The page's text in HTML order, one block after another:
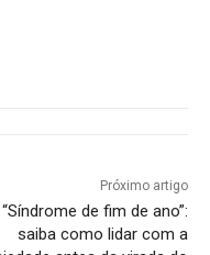
Próximo artigo
“Síndrome de fim de ano”:
saiba como lidar com a